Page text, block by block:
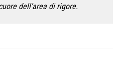
dell’area di rigore.